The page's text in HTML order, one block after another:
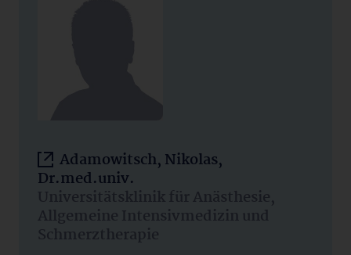
Adamowitsch, Nikolas,
Dr.med.univ.
Universitätsklinik für Anästhesie,
Allgemeine Intensivmedizin und
Schmerztherapie